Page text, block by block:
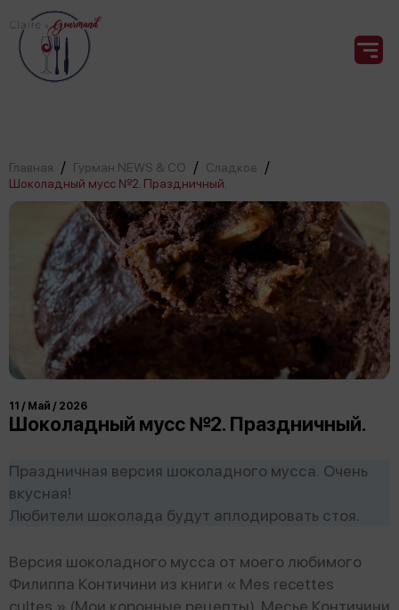
Главная / Гурман NEWS & CO / Сладкое /
Шоколадный мусс №2. Праздничный.
Шоколадный мусс №2. Праздничный.
11 / Май / 2026
Праздничная версия шоколадного мусса. Очень
вкусная!
Любители шоколада будут аплодировать стоя.
Версия шоколадного мусса от моего любимого
Филиппа Контичини из книги « Mes recettes
cultes » (Мои коронные рецепты). Месье Контичини